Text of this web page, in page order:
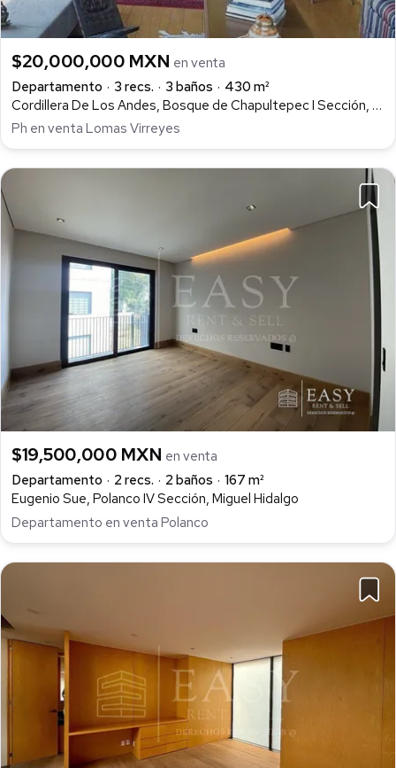
$20,000,000 MXN en venta
Departamento
3 recs. 3 baños
430 m²
Cordillera De Los Andes, Bosque de Chapultepec I Sección, Miguel Hidalgo
Ph en venta Lomas Virreyes
$19,500,000 MXN en venta
Departamento
2 recs. 2 baños
167 m²
Eugenio Sue, Polanco IV Sección, Miguel Hidalgo
Departamento en venta Polanco